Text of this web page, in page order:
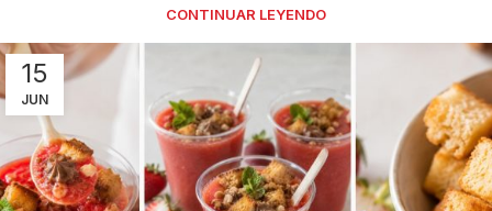
CONTINUAR LEYENDO
15
JUN